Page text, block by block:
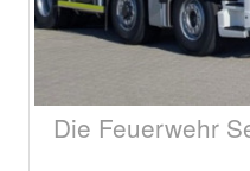
Die Feuerwehr